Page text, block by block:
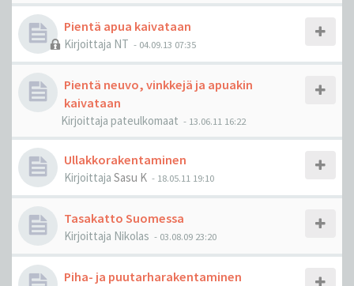
Pientä apua kaivataan
Kirjoittaja NT - 04.09.13 07:35
Pientä neuvo, vinkkejä ja apuakin
kaivataan
Kirjoittaja pateulkomaat - 13.06.11 16:22
Ullakkorakentaminen
Kirjoittaja Sasu K - 18.05.11 19:10
Tasakatto Suomessa
Kirjoittaja Nikolas - 03.08.09 23:20
Piha- ja puutarharakentaminen